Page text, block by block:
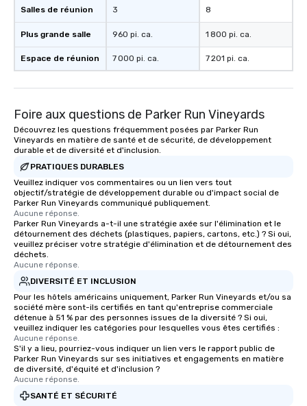
right of you. Because our tours take
place at multiple restaurants, with
walking in between, there are
countless opportunities to interact
with different people when you sit
experiences not only provide more
ways to network, but a more convivial
way to do so. Large Groups Welcome
Lip Smacking Foodie Tours is ideal for
groups, small or large. Our
experiences can accommodate
groups from as few as 1 to as many
as 500 guests, making us an ideal
choice for any corporate group event.
Stress-Free Booking Process Booking
a tour is stress-free and allows you to
enjoy the company of your guests
more easily. You’ll take comfort
knowing that everything is taken care
of from the moment the tour is
booked to the minute it concludes.
Since the menu is already set, you
have nothing to worry about. Just
remember to submit ahead of the tour
date any dietary restrictions and food
allergies for anyone in your group.
Salles de réunion
Plus grande salle
Espace de réunion
3
960 pi. ca.
7 000 pi. ca.
8
1 800 pi. ca.
7 201 pi. ca.
Foire aux questions de Parker Run Vineyards
Découvrez les questions fréquemment posées par Parker Run
Vineyards en matière de santé et de sécurité, de développement
durable et de diversité et d'inclusion.
PRATIQUES DURABLES
Veuillez indiquer vos commentaires ou un lien vers tout
objectif/stratégie de développement durable ou d'impact social de
Parker Run Vineyards communiqué publiquement.
Aucune réponse.
Parker Run Vineyards a-t-il une stratégie axée sur l'élimination et le
détournement des déchets (plastiques, papiers, cartons, etc.) ? Si oui,
veuillez préciser votre stratégie d'élimination et de détournement des
déchets.
Aucune réponse.
DIVERSITÉ ET INCLUSION
Pour les hôtels américains uniquement, Parker Run Vineyards et/ou sa
société mère sont-ils certifiés en tant qu'entreprise commerciale
détenue à 51 % par des personnes issues de la diversité ? Si oui,
veuillez indiquer les catégories pour lesquelles vous êtes certifiés :
Aucune réponse.
S'il y a lieu, pourriez-vous indiquer un lien vers le rapport public de
Parker Run Vineyards sur ses initiatives et engagements en matière
de diversité, d'équité et d'inclusion ?
Aucune réponse.
SANTÉ ET SÉCURITÉ